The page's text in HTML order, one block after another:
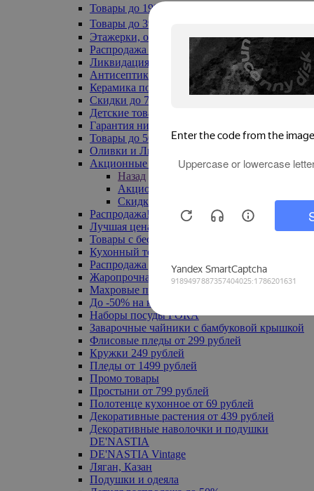
Товары до 199₽
Товары до 399₽
Этажерки, обувницы
Распродажа текстиля до -50%
Ликвидация до -70%
Антисептики
Керамика по 129 руб
Скидки до 70%
Детские товары
Гарантия низкой цены
Товары до 500 руб
Оливки и Лимоны
Акционные товары
Назад
Акционные товары
Скидка 20% по промокоду
Распродажа! Ульяновск до -70%
Лучшая цена
Товары с бесплатной доставкой
Кухонный текстиль
Распродажа до -50%
Жаропрочная посуда
Махровые полотенца
До -50% на ковры
Наборы посуды FORA
Заварочные чайники с бамбуковой крышкой
Флисовые пледы от 299 рублей
Кружки 249 рублей
Пледы от 1499 рублей
Промо товары
Простыни от 799 рублей
Полотенце кухонное от 69 рублей
Декоративные растения от 439 рублей
Декоративные наволочки и подушки
DE'NASTIA
DE'NASTIA Vintage
Ляган, Казан
Подушки и одеяла